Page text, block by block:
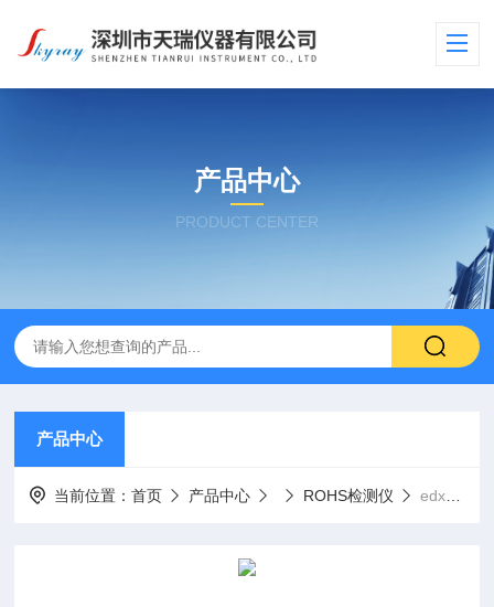
产品中心
PRODUCT CENTER
产品中心
当前位置：首页 产品中心 ROHS检测仪 edx9000ROHS环保设备